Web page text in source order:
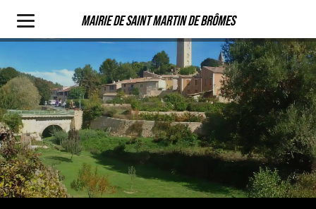
Mairie de Saint Martin de Brômes